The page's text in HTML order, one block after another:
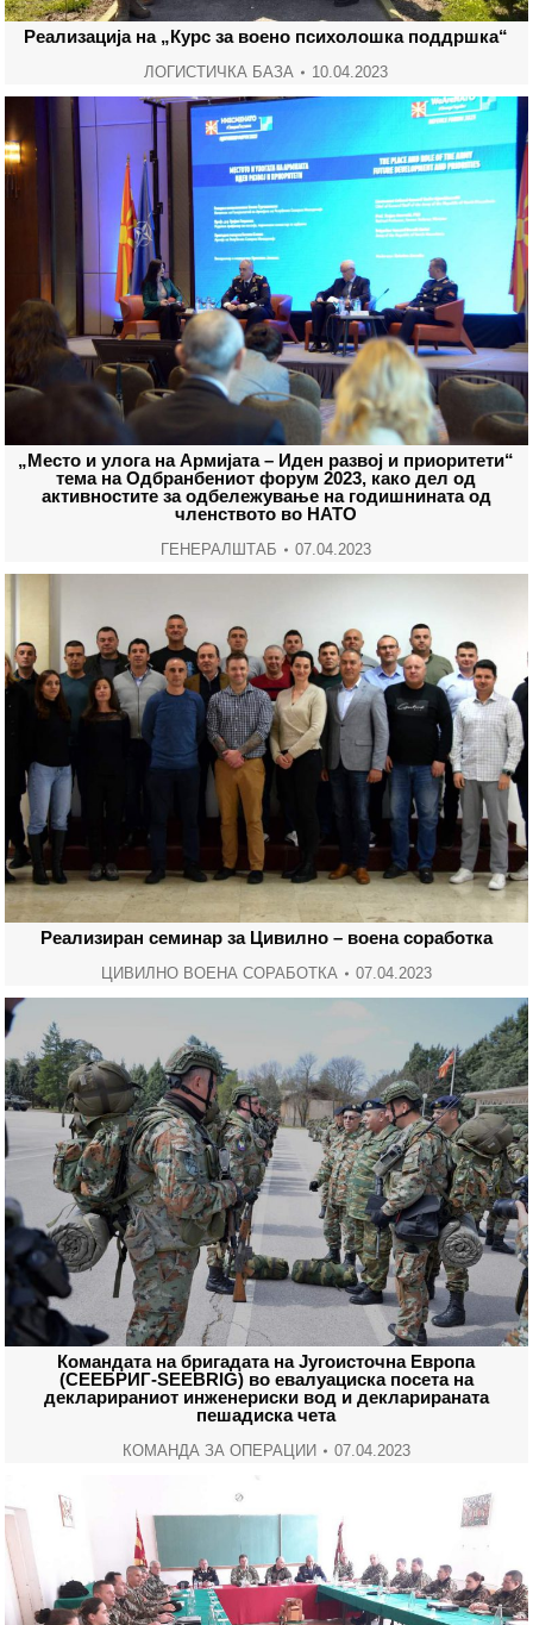
Реализација на „Курс за воено психолошка поддршка“
ЛОГИСТИЧКА БАЗА 10.04.2023
„Место и улога на Армијата – Иден развој и приоритети“
тема на Одбранбениот форум 2023, како дел од
активностите за одбележување на годишнината од
членството во НАТО
ГЕНЕРАЛШТАБ 07.04.2023
Реализиран семинар за Цивилно – воена соработка
ЦИВИЛНО ВОЕНА СОРАБОТКА 07.04.2023
Командата на бригадата на Југоисточна Европа
(СЕЕБРИГ-SEEBRIG) во евалуациска посета на
декларираниот инженериски вод и декларираната
пешадиска чета
КОМАНДА ЗА ОПЕРАЦИИ 07.04.2023